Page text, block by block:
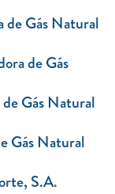
de Gás Natural
de Gás
Gás Natural
Gás Natural
S.A.